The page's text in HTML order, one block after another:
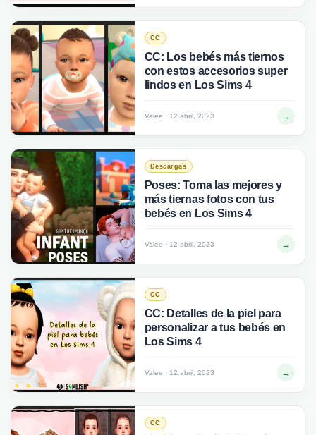
CC
CC: Los bebés más tiernos
con estos accesorios super
lindos en Los Sims 4
Valee · 12 abril, 2023 →
Descargas
Poses: Toma las mejores y
más tiernas fotos con tus
bebés en Los Sims 4
Valee · 12 abril, 2023 →
CC
CC: Detalles de la piel para
personalizar a tus bebés en
Los Sims 4
Valee · 12 abril, 2023 →
CC